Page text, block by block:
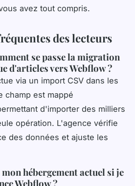
avez tout compris.
des lecteurs
se passe la migration
d'articles vers Webflow ?
via un import CSV dans les
champ est mappé
d'importer des milliers
opération. L'agence vérifie
des données et ajuste les
hébergement actuel si je
Webflow ?